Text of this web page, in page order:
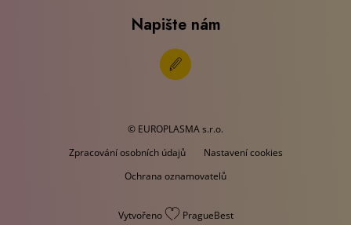
Napište nám
© EUROPLASMA s.r.o.
Zpracování osobních údajů
Nastavení cookies
Ochrana oznamovatelů
Vytvořeno PragueBest